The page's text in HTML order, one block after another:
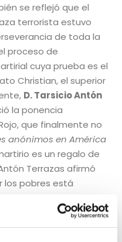
se reflejó que el
terrorista estuvo
de toda la
proceso de
cuya prueba es el
Christian, el superior
D. Tarsicio Antón
la ponencia
que finalmente no
anónimos en América
es un regalo de
Terrazas afirmó
los pobres está
que
con los pobres